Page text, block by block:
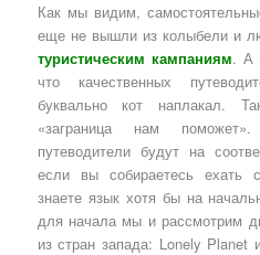
Как мы видим,
еще не вышли из колыбели и
туристическим кампаниям. А
что качественных
буквально кот наплакал.
«заграница нам
путеводители будут на
если вы собираетесь ехать
знаете язык хотя бы на
для начала мы и рассмотрим
из стран запада: Lonely Planet